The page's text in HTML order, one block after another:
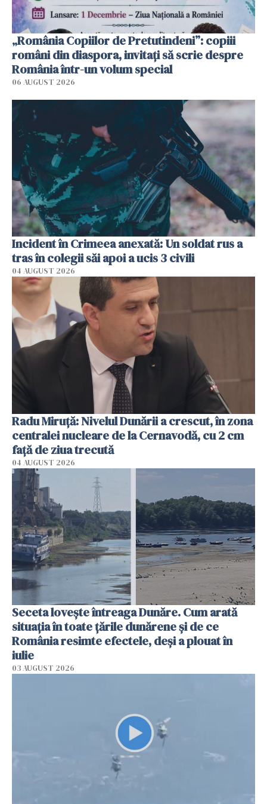
„România Copiilor de Pretutindeni”: copiii
români din diaspora, invitați să scrie despre
România într-un volum special
06 AUGUST 2026
Incident în Crimeea anexată: Un soldat rus a
tras în colegii săi apoi a ucis 3 civili
04 AUGUST 2026
Radu Miruţă: Nivelul Dunării a crescut, în zona
centralei nucleare de la Cernavodă, cu 2 cm
faţă de ziua trecută
04 AUGUST 2026
Seceta lovește întreaga Dunăre. Cum arată
situația în toate țările dunărene și de ce
România resimte efectele, deși a plouat în
iulie
03 AUGUST 2026